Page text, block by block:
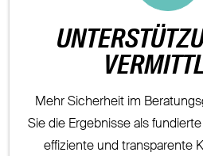
Mehr Sicherheit im
Sie die Ergebnisse als
effiziente und transparente